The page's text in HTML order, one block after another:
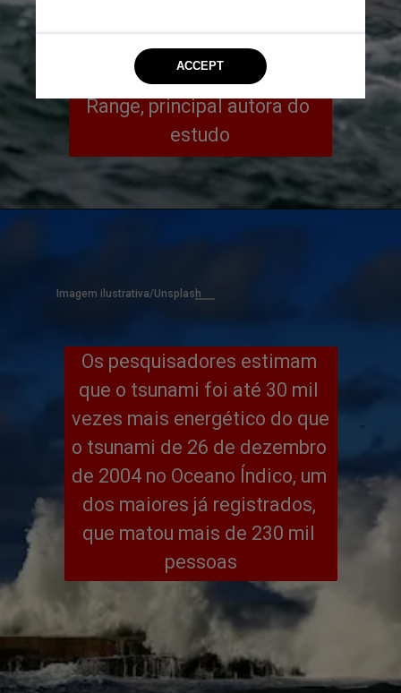
confusão de sedimentos
mais antigos”, disse Molly
Range, principal autora do
estudo
Os pesquisadores estimam
que o tsunami foi até 30 mil
vezes mais energético do que
o tsunami de 26 de dezembro
de 2004 no Oceano Índico, um
dos maiores já registrados,
que matou mais de 230 mil
pessoas
Imagem ilustrativa/Unsplash